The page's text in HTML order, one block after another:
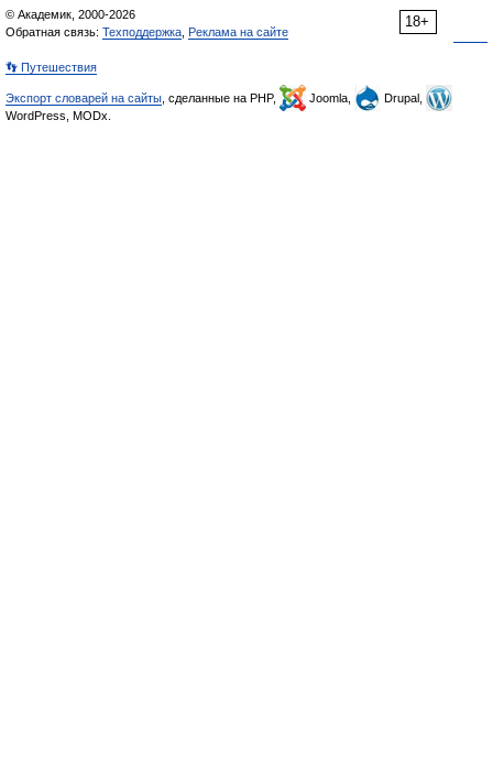
18+
© Академик, 2000-2026
Обратная связь: Техподдержка Реклама на сайте
👣 Путешествия
Экспорт словарей на сайты , сделанные на PHP, Joomla,
Drupal,
WordPress, MODx.